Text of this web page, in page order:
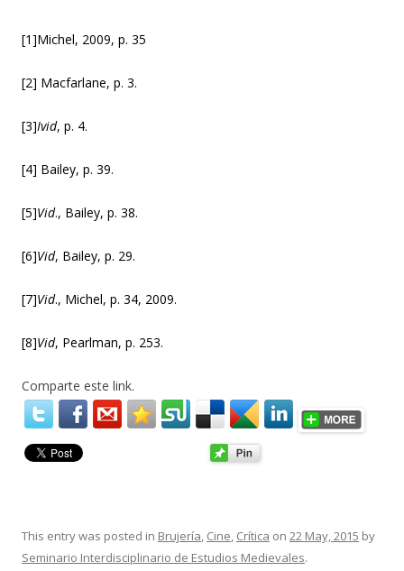
[1]Michel, 2009, p. 35
[2] Macfarlane, p. 3.
[3]Ivid, p. 4.
[4] Bailey, p. 39.
[5]Vid., Bailey, p. 38.
[6]Vid, Bailey, p. 29.
[7]Vid., Michel, p. 34, 2009.
[8]Vid, Pearlman, p. 253.
Comparte este link.
This entry was posted in Brujería, Cine, Crítica on 22 May, 2015 by
Seminario Interdisciplinario de Estudios Medievales.